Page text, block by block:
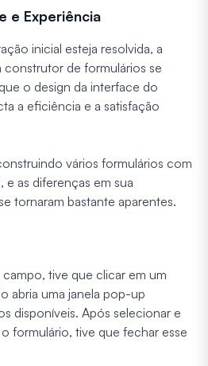
e Experiência
inicial esteja resolvida, a
de formulários se
o design da interface do
a eficiência e a satisfação
vários formulários com
e as diferenças em sua
tornaram bastante aparentes.
tive que clicar em um
abria uma janela pop-up
disponíveis. Após selecionar e
formulário, tive que fechar esse